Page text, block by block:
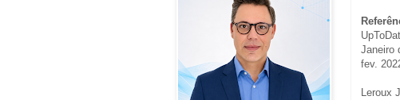
Janeiro
fev.
Leroux